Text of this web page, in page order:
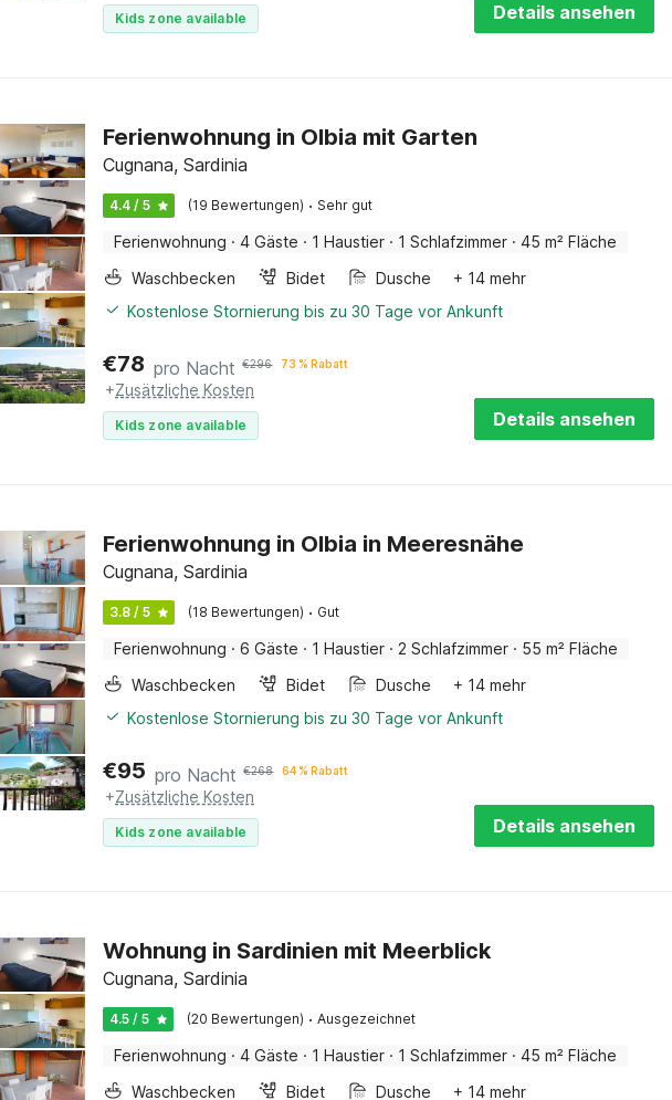
Kids zone available Details ansehen
Ferienwohnung in Olbia mit Garten
Cugnana, Sardinia
4.4 / 5 (19 Bewertungen) · Sehr gut
Ferienwohnung · 4 Gäste · 1 Haustier · 1 Schlafzimmer · 45 m² Fläche
Waschbecken
Bidet Dusche
+ 14 mehr
Kostenlose Stornierung bis zu 30 Tage vor Ankunft
€78 pro Nacht €296 73 % Rabatt
+Zusätzliche Kosten
Kids zone available Details ansehen
Ferienwohnung in Olbia in Meeresnähe
Cugnana, Sardinia
3.8 / 5 (18 Bewertungen) · Gut
Ferienwohnung · 6 Gäste · 1 Haustier · 2 Schlafzimmer · 55 m² Fläche
Waschbecken
Bidet Dusche
+ 14 mehr
Kostenlose Stornierung bis zu 30 Tage vor Ankunft
€95 pro Nacht €268 64 % Rabatt
+Zusätzliche Kosten
Kids zone available Details ansehen
Wohnung in Sardinien mit Meerblick
Cugnana, Sardinia
4.5 / 5 (20 Bewertungen) · Ausgezeichnet
Ferienwohnung · 4 Gäste · 1 Haustier · 1 Schlafzimmer · 45 m² Fläche
Waschbecken
Bidet Dusche + 14 mehr